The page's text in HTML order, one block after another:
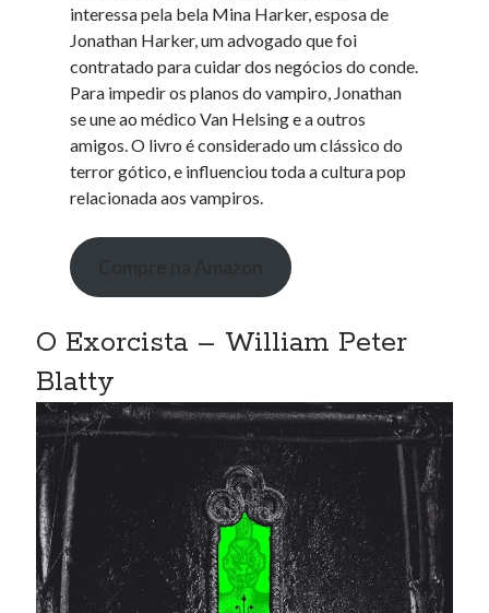
interessa pela bela Mina Harker, esposa de
Jonathan Harker, um advogado que foi
contratado para cuidar dos negócios do conde.
Para impedir os planos do vampiro, Jonathan
se une ao médico Van Helsing e a outros
amigos. O livro é considerado um clássico do
terror gótico, e influenciou toda a cultura pop
relacionada aos vampiros.
O Exorcista – William Peter
Blatty